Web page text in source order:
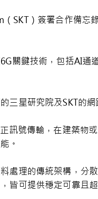
（SKT）簽署合作備
關鍵技術，包括AI
三星研究院及SKT的
訊號傳輸，在建築物
。
處理的傳統架構，分
皆可提供穩定可靠且